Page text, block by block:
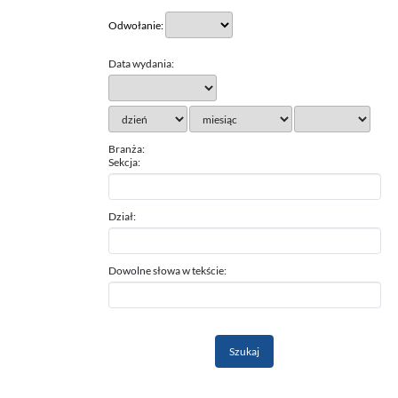
Odwołanie:
Data wydania:
Branża:
Sekcja:
Dział:
Dowolne słowa w tekście: